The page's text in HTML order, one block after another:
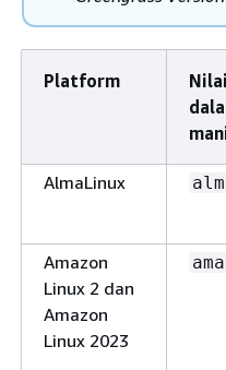
Platform
AlmaLinux
Amazon
Linux 2 dan
Amazon
Linux 2023